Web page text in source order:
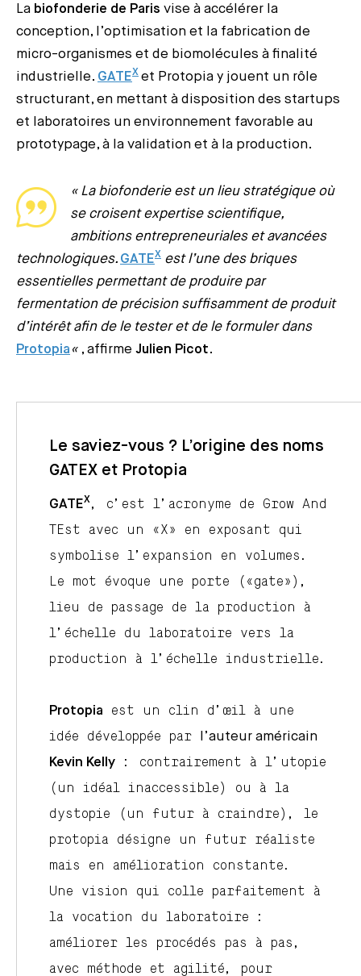
La biofonderie de Paris vise à accélérer la
conception, l’optimisation et la fabrication de
micro-organismes et de biomolécules à finalité
industrielle. GATEX et Protopia y jouent un rôle
structurant, en mettant à disposition des startups
et laboratoires un environnement favorable au
prototypage, à la validation et à la production.
« La biofonderie est un lieu stratégique où
se croisent expertise scientifique,
ambitions entrepreneuriales et avancées
technologiques. GATEX est l’une des briques
essentielles permettant de produire par
fermentation de précision suffisamment de produit
d’intérêt afin de le tester et de le formuler dans
Protopia « , affirme Julien Picot.
Le saviez-vous ? L’origine des noms
GATEX et Protopia
GATEX, c’est l’acronyme de Grow And
TEst avec un «X»
en exposant qui
symbolise l’expansion en volumes.
Le mot évoque une porte («gate»),
lieu de passage de la production à
l’échelle du laboratoire vers la
production à l’échelle industrielle.
Protopia est un clin d’œil à une
idée développée par
l’auteur américain
Kevin Kelly : contrairement à l’utopie
(un idéal inaccessible) ou à la
dystopie (un futur à craindre), le
protopia
désigne un futur réaliste
mais en amélioration constante.
Une vision qui colle parfaitement à
la vocation du laboratoire :
améliorer les procédés pas à pas,
avec méthode et agilité, pour